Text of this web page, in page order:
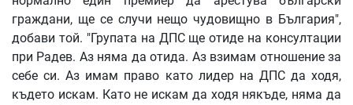
граждани, ще се случи нещо чудовищно в България",
добави той. "Групата на ДПС ще отиде на консултации
при Радев. Аз няма да отида. Аз взимам отношение за
себе си. Аз имам право като лидер на ДПС да ходя,
където искам. Като не искам да ходя някъде, няма да